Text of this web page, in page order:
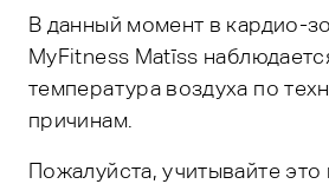
B данный момент в кардио-
MyFitness Matīss
температура воздуха по
причинам.
Пожалуйста, учитывайте это